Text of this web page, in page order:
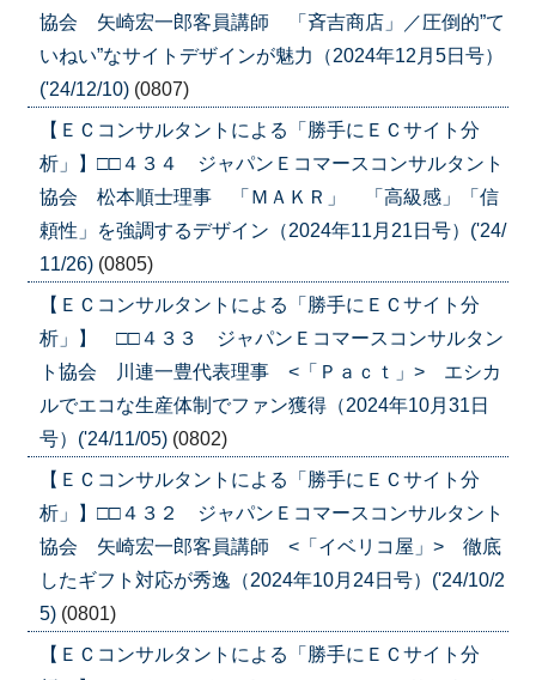
協会 矢崎宏一郎客員講師 「斉吉商店」／圧倒的”て
いねい”なサイトデザインが魅力（2024年12月5日号）
('24/12/10) (0807)
【ＥＣコンサルタントによる「勝手にＥＣサイト分
析」】□□４３４ ジャパンＥコマースコンサルタント
協会 松本順士理事 「ＭＡＫＲ」 「高級感」「信
頼性」を強調するデザイン（2024年11月21日号）('24/
11/26) (0805)
【ＥＣコンサルタントによる「勝手にＥＣサイト分
析」】 □□４３３ ジャパンＥコマースコンサルタン
ト協会 川連一豊代表理事 <「Ｐａｃｔ」> エシカ
ルでエコな生産体制でファン獲得（2024年10月31日
号）('24/11/05) (0802)
【ＥＣコンサルタントによる「勝手にＥＣサイト分
析」】□□４３２ ジャパンＥコマースコンサルタント
協会 矢崎宏一郎客員講師 <「イベリコ屋」> 徹底
したギフト対応が秀逸（2024年10月24日号）('24/10/2
5) (0801)
【ＥＣコンサルタントによる「勝手にＥＣサイト分